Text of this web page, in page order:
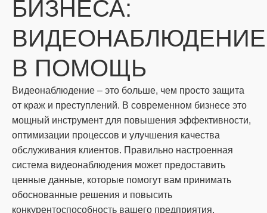
БИЗНЕСА:
ВИДЕОНАБЛЮДЕНИЕ
В ПОМОЩЬ
Видеонаблюдение – это больше, чем просто защита
от краж и преступлений. В современном бизнесе это
мощный инструмент для повышения эффективности,
оптимизации процессов и улучшения качества
обслуживания клиентов. Правильно настроенная
система видеонаблюдения может предоставить
ценные данные, которые помогут вам принимать
обоснованные решения и повысить
конкурентоспособность вашего предприятия.